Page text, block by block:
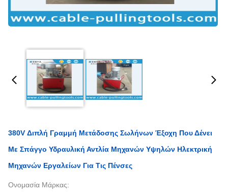
380V Διπλή Γραμμή Μετάδοσης Σωλήνων Έξοχη Που Δένει
Με Σπάγγο Υδραυλική Αντλία Μηχανών Υψηλών Ηλεκτρική
Μηχανών Εργαλείων Για Τις Πένσες
Ονομασία Μάρκας: